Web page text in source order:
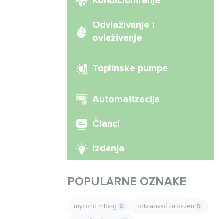
Odvlaživanje i
ovlaživanje
Toplinske pumpe
Automatizacija
Članci
Izdanja
POPULARNE OZNAKE
mycond mba-g 6 odvlaživač za bazen 5